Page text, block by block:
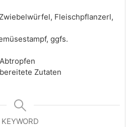
Fleischpflanzerl,
ggfs.
Zutaten
KEYWORD